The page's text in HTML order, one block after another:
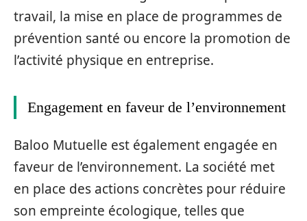
travail, la mise en place de programmes de
prévention santé ou encore la promotion de
l’activité physique en entreprise.
Engagement en faveur de l’environnement
Baloo Mutuelle est également engagée en
faveur de l’environnement. La société met
en place des actions concrètes pour réduire
son empreinte écologique, telles que